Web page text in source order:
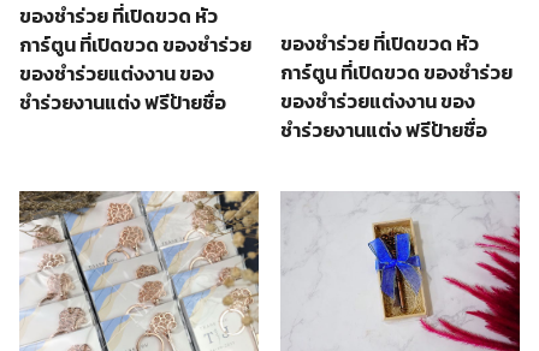
ของชำร่วย ที่เปิดขวด หัว
การ์ตูน ที่เปิดขวด ของชําร่วย
ของชำร่วยแต่งงาน ของ
ชำร่วยงานแต่ง ฟรีป้ายชื่อ
ของชำร่วย ที่เปิดขวด หัว
การ์ตูน ที่เปิดขวด ของชําร่วย
ของชำร่วยแต่งงาน ของ
ชำร่วยงานแต่ง ฟรีป้ายชื่อ